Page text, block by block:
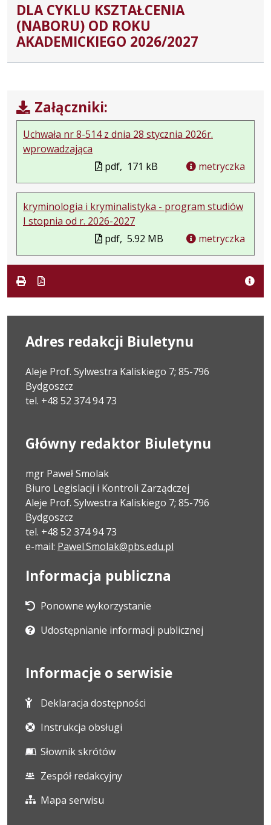
DLA CYKLU KSZTAŁCENIA
(NABORU) OD ROKU
AKADEMICKIEGO 2026/2027
Załączniki:
Uchwała nr 8-514 z dnia 28 stycznia 2026r.
wprowadzająca
pdf, 171 kB metryczka
kryminologia i kryminalistyka - program studiów
I stopnia od r. 2026-2027
pdf, 5.92 MB metryczka
Adres redakcji Biuletynu
Aleje Prof. Sylwestra Kaliskiego 7; 85-796
Bydgoszcz
tel. +48 52 374 94 73
Główny redaktor Biuletynu
mgr Paweł Smolak
Biuro Legislacji i Kontroli Zarządczej
Aleje Prof. Sylwestra Kaliskiego 7; 85-796
Bydgoszcz
tel. +48 52 374 94 73
e-mail: Pawel.Smolak@pbs.edu.pl
Informacja publiczna
Ponowne wykorzystanie
Udostępnianie informacji publicznej
Informacje o serwisie
Deklaracja dostępności
Instrukcja obsługi
Słownik skrótów
Zespół redakcyjny
Mapa serwisu